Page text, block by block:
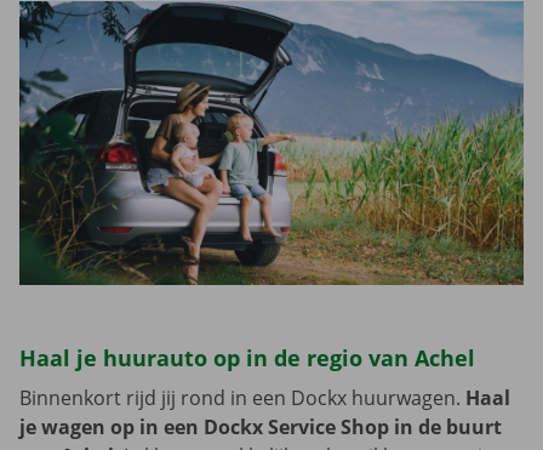
Haal je huurauto op in de regio van Achel
Binnenkort rijd jij rond in een Dockx huurwagen. Haal
je wagen op in een Dockx Service Shop in de buurt